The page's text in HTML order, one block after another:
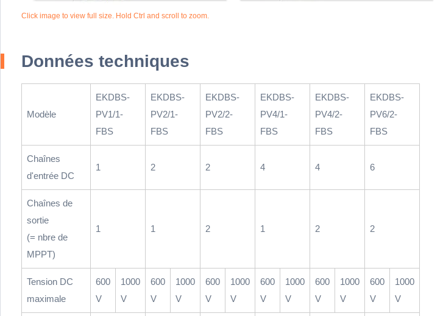
Click image to view full size. Hold Ctrl and scroll to zoom.
Données techniques
Modèle
EKDBS-
PV1/1-
FBS
EKDBS-
PV2/1-
FBS
EKDBS-
PV2/2-
FBS
EKDBS-
PV4/1-
FBS
EKDBS-
PV4/2-
FBS
EKDBS-
PV6/2-
FBS
Chaînes
d'entrée DC
1 2 2 4 4 6
Chaînes de
sortie
(= nbre de
MPPT)
1 1 2 1 2 2
Tension DC
maximale
600
V
1000
V
600
V
1000
V
600
V
1000
V
600
V
1000
V
600
V
1000
V
600
V
1000
V